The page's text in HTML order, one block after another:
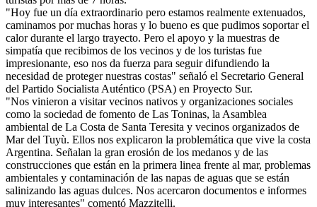
"Hoy fue un día extraordinario pero estamos realmente extenuados,
caminamos por muchas horas y lo bueno es que pudimos soportar el
calor durante el largo trayecto. Pero el apoyo y la muestras de
simpatía que recibimos de los vecinos y de los turistas fue
impresionante, eso nos da fuerza para seguir difundiendo la
necesidad de proteger nuestras costas" señaló el Secretario General
del Partido Socialista Auténtico (PSA) en Proyecto Sur.
"Nos vinieron a visitar vecinos nativos y organizaciones sociales
como la sociedad de fomento de Las Toninas, la Asamblea
ambiental de La Costa de Santa Teresita y vecinos organizados de
Mar del Tuyù. Ellos nos explicaron la problemática que vive la costa
Argentina. Señalan la gran erosión de los medanos y de las
construcciones que están en la primera linea frente al mar, problemas
ambientales y contaminación de las napas de aguas que se están
salinizando las aguas dulces. Nos acercaron documentos e informes
muy interesantes" comentó Mazzitelli.